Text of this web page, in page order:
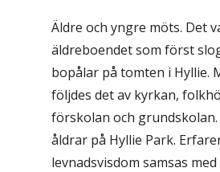
Äldre och yngre möts. Det
äldreboendet som först
bopålar på tomten i Hyllie.
följdes det av kyrkan,
förskolan och
åldrar på Hyllie Park.
levnadsvisdom samsas